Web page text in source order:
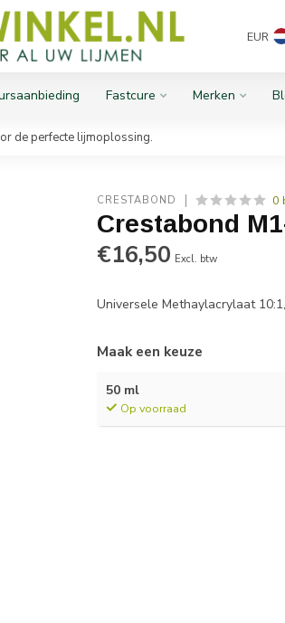
EUR
Fastcure Merken
de perfecte lijmoplossing.
CRESTABOND 0
Crestabond
€16,50 Excl. btw
Universele Methaylacrylaat
Maak een keuze
50 ml
Op voorraad